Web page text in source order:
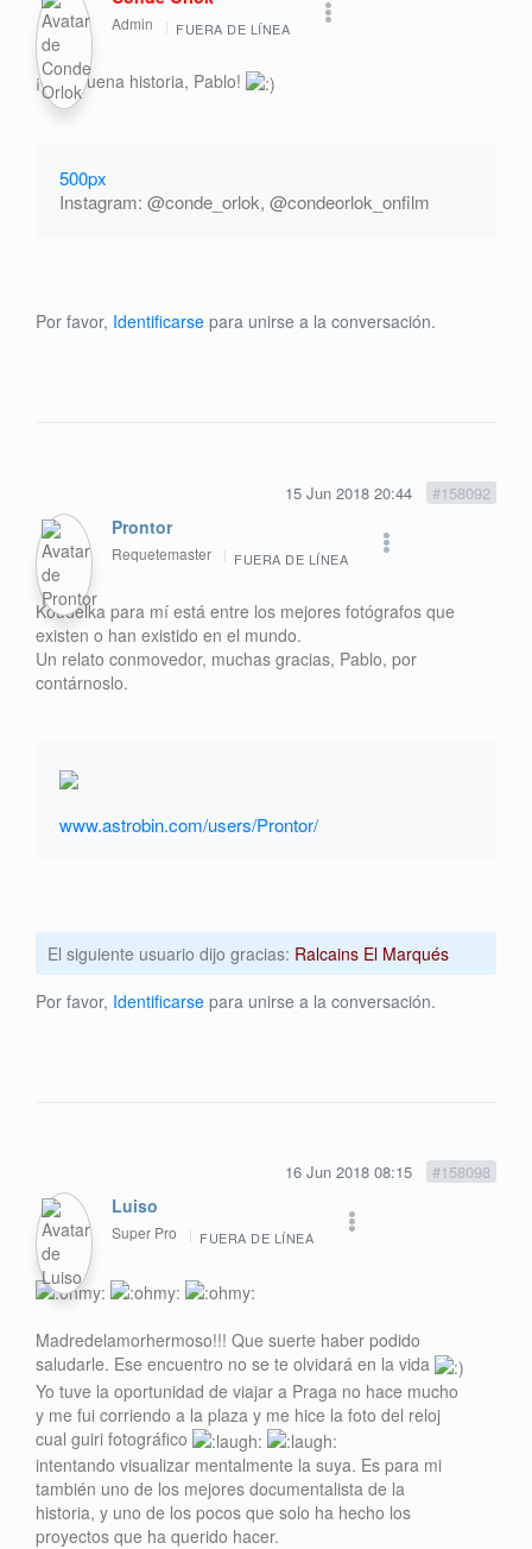
Admin FUERA DE LÍNEA
¡Qué buena historia, Pablo!
500px
Instagram: @conde_orlok, @condeorlok_onfilm
Por favor, Identificarse para unirse a la conversación.
15 Jun 2018 20:44 #158092
Prontor
Requetemaster FUERA DE LÍNEA
Koudelka para mí está entre los mejores fotógrafos que
existen o han existido en el mundo.
Un relato conmovedor, muchas gracias, Pablo, por
contárnoslo.
www.astrobin.com/users/Prontor/
El siguiente usuario dijo gracias: Ralcains El Marqués
Por favor, Identificarse para unirse a la conversación.
16 Jun 2018 08:15 #158098
Luiso
Super Pro FUERA DE LÍNEA
Madredelamorhermoso!!! Que suerte haber podido
saludarle. Ese encuentro no se te olvidará en la vida
Yo tuve la oportunidad de viajar a Praga no hace mucho
y me fui corriendo a la plaza y me hice la foto del reloj
cual guiri fotográfico
intentando visualizar mentalmente la suya. Es para mi
también uno de los mejores documentalista de la
historia, y uno de los pocos que solo ha hecho los
proyectos que ha querido hacer.